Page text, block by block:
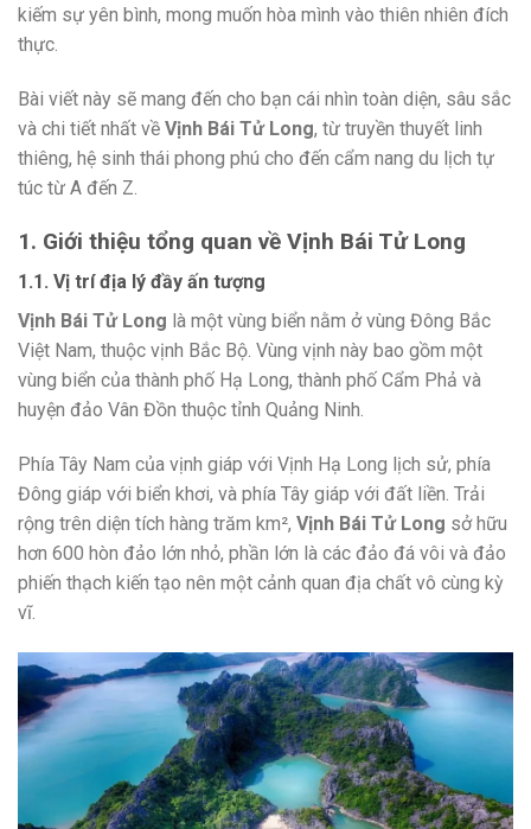
kiếm sự yên bình, mong muốn hòa mình vào thiên nhiên đích
thực.
Bài viết này sẽ mang đến cho bạn cái nhìn toàn diện, sâu sắc
và chi tiết nhất về Vịnh Bái Tử Long, từ truyền thuyết linh
thiêng, hệ sinh thái phong phú cho đến cẩm nang du lịch tự
túc từ A đến Z.
1. Giới thiệu tổng quan về Vịnh Bái Tử Long
1.1. Vị trí địa lý đầy ấn tượng
Vịnh Bái Tử Long là một vùng biển nằm ở vùng Đông Bắc
Việt Nam, thuộc vịnh Bắc Bộ. Vùng vịnh này bao gồm một
vùng biển của thành phố Hạ Long, thành phố Cẩm Phả và
huyện đảo Vân Đồn thuộc tỉnh Quảng Ninh.
Phía Tây Nam của vịnh giáp với Vịnh Hạ Long lịch sử, phía
Đông giáp với biển khơi, và phía Tây giáp với đất liền. Trải
rộng trên diện tích hàng trăm km², Vịnh Bái Tử Long sở hữu
hơn 600 hòn đảo lớn nhỏ, phần lớn là các đảo đá vôi và đảo
phiến thạch kiến tạo nên một cảnh quan địa chất vô cùng kỳ
vĩ.